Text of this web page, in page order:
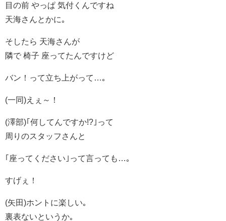
目の前 やっぱ 気付くんですね
天海さんとかに｡
そしたら 天海さんが
隣で 椅子 座ってたんですけど
バン！って立ち上がって…｡
(一同)えぇ～！
(澤部)｢何してんですか!?｣って
周りのスタッフさんと
｢座ってください｣って言っても…｡
すげぇ！
(矢田)ホントに楽しい｡
裏表ないというか｡